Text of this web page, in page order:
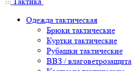
Одежда тактическая
Брюки тактические
Куртки тактические
Рубашки тактические
ВВЗ / влаговетрозащита